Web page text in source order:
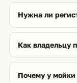
Нужна ли
Как владельцу
Почему у мойки